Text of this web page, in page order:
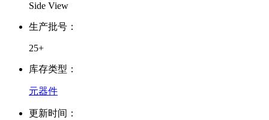
Side View
生产批号：
25+
库存类型：
元器件
更新时间：